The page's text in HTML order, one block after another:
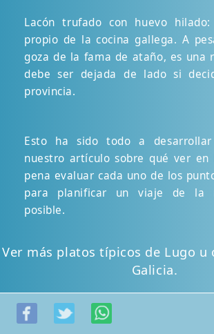
Lacón trufado con huevo
propio de la cocina gallega. A
goza de la fama de ataño, es una
debe ser dejada de lado si
provincia.
Esto ha sido todo a
nuestro artículo sobre qué ver en
pena evaluar cada uno de los
para planificar un viaje de la
posible.
Ver más platos típicos de Lugo u
Galicia.